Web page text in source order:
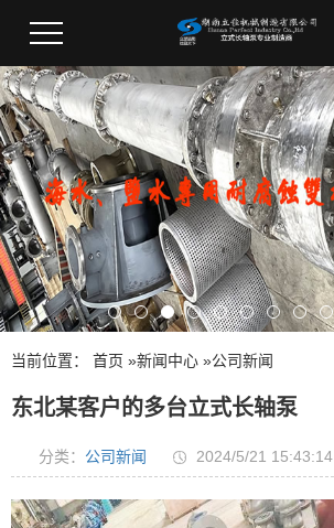
当前位置： 首页 »新闻中心 »公司新闻
东北某客户的多台立式长轴泵
分类： 公司新闻 2024/5/21 15:43:14